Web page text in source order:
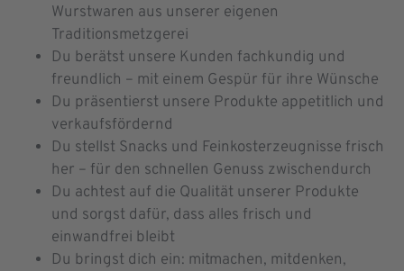
Wurstwaren aus unserer eigenen
Traditionsmetzgerei
Du berätst unsere Kunden fachkundig und
freundlich – mit einem Gespür für ihre Wünsche
Du präsentierst unsere Produkte appetitlich und
verkaufsfördernd
Du stellst Snacks und Feinkosterzeugnisse frisch
her – für den schnellen Genuss zwischendurch
Du achtest auf die Qualität unserer Produkte
und sorgst dafür, dass alles frisch und
einwandfrei bleibt
Du bringst dich ein: mitmachen, mitdenken,